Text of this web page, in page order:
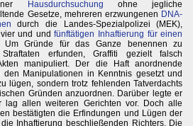
Hausdurchsuchung ohne jegliche
Gesetze, mehreren erzwungenen DNA-
durch die Landes-Spezialpolizei (MEK),
vier und undfünftätigen Inhaftierung für einen
Um Gründe für das Ganze benennen zu
erfunden, Graffiti gezielt falsch
manipuliert. Der die Haft anordnende
den Manipulationen in Kenntnis gesetzt und
lügen, sondern trotz fehlenden Tatverdachts
Gründen anzuordnen. Darüber legte er
lag allen weiteren Gerichten vor. Doch alle
bestätigten die Erfindungen und Lügen der
Inhaftierung beschließenden Richters. Die